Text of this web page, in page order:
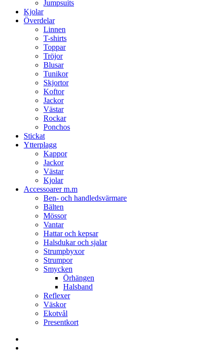
Jumpsuits
Kjolar
Överdelar
Linnen
T-shirts
Toppar
Tröjor
Blusar
Tunikor
Skjortor
Koftor
Jackor
Västar
Rockar
Ponchos
Stickat
Ytterplagg
Kappor
Jackor
Västar
Kjolar
Accessoarer m.m
Ben- och handledsvärmare
Bälten
Mössor
Vantar
Hattar och kepsar
Halsdukar och sjalar
Strumpbyxor
Strumpor
Smycken
Örhängen
Halsband
Reflexer
Väskor
Ekotvål
Presentkort